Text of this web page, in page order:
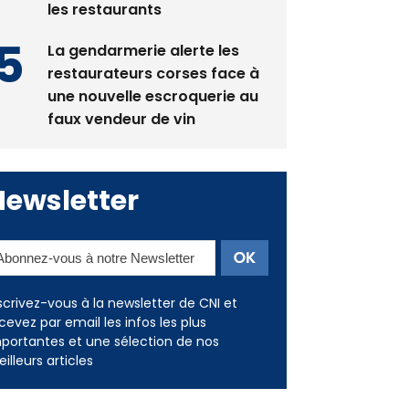
La gendarmerie alerte les
une nouvelle escroquerie au
faux vendeur de vin
vous à la newsletter de CNI et
par email les infos les plus
et une sélection de nos
articles